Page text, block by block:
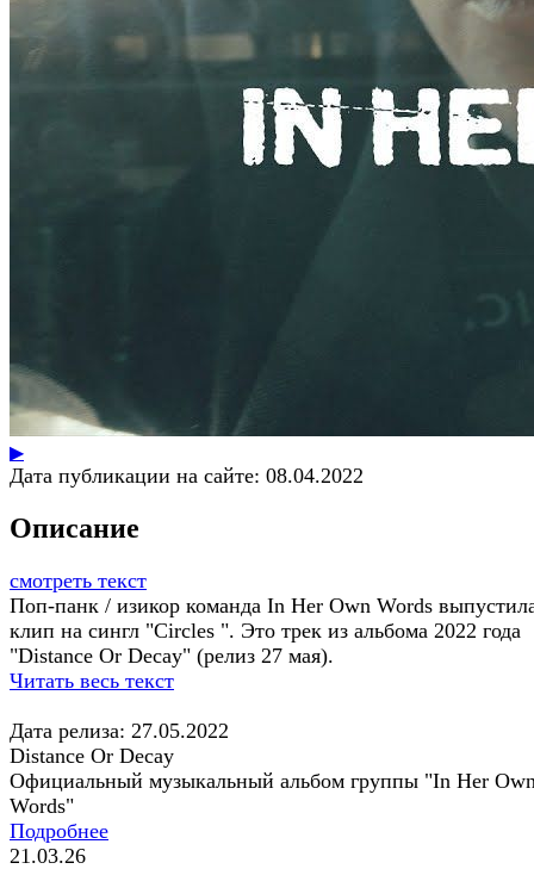
▶
Дата публикации на сайте: 08.04.2022
Описание
смотреть текст
Поп-панк / изикор команда In Her Own Words
клип на сингл "Circles ". Это трек из альбома 2022 года
"Distance Or Decay" (релиз 27 мая).
Читать весь текст
Дата релиза: 27.05.2022
Distance Or Decay
Официальный музыкальный альбом группы "In Her
Words"
Подробнее
21.03.26